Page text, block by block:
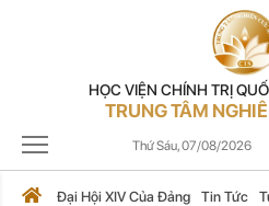
HỌC VIỆN CHÍNH TRỊ
TRUNG TÂM
Thứ Sáu,07/08/2026
Đại Hội XIV Của Đảng Tin Tức